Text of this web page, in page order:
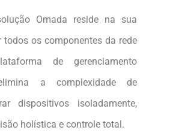
Omada reside na sua
os componentes da rede
de gerenciamento
a complexidade de
dispositivos isoladamente,
holística e controle total.